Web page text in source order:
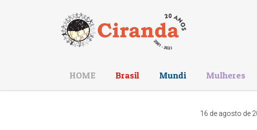
HOME Brasil Mundi Mulheres
16 de agosto de